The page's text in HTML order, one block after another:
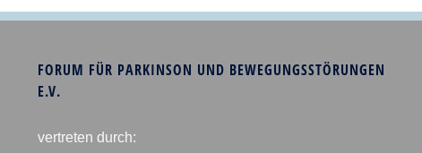
FORUM FÜR PARKINSON UND BEWEGUNGSSTÖRUNGEN
E.V.
vertreten durch: